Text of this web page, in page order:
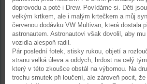
doprovodu a poté i Drew. Povídáme si. Děti
velkým krtkem, ale i malým krtečkem a můj
červenou dodávku VW Multivan, která dostala
astronautem. Astronautovi však dovolil, aby
vozidla alespoň radil.
Pár poslední fotek, stisky rukou, objetí a
stranu velká úleva a oddych, hrdost na celý
který v této zkoušce obstál na výbornou. Na
trochu smutek při loučení, ale zároveň pocit,